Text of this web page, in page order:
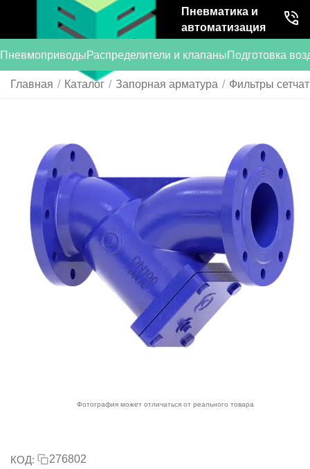
Пневматика и
автоматизация
ПневмоприводыРаспределители и клапаныПодготовка
Главная / Каталог / Запорная арматура / Фильтры
Фотография может отличаться от реального товара
КОД: 276802